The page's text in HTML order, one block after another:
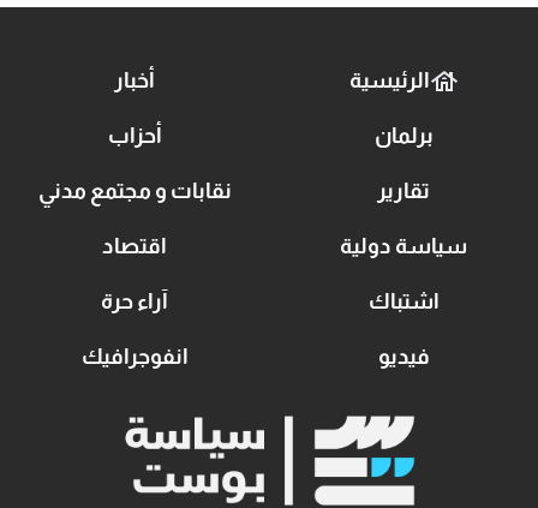
الرئيسية أخبار
برلمان أحزاب
تقارير نقابات و مجتمع مدني
سياسة دولية اقتصاد
اشتباك آراء حرة
فيديو انفوجرافيك